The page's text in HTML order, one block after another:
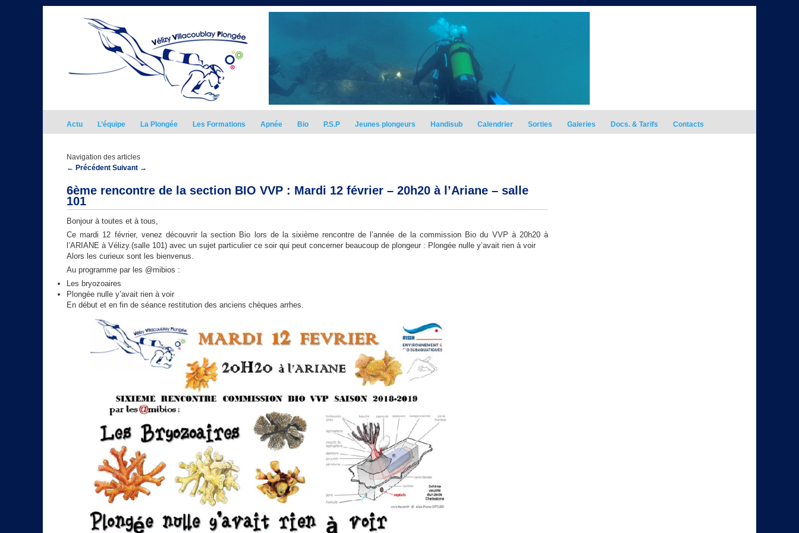
Actu L’équipe La Plongée Les Formations Apnée Bio P.S.P Jeunes plongeurs Handisub Calendrier Sorties Galeries Docs. & Tarifs Contacts
Navigation des articles
← Précédent Suivant →
6ème rencontre de la section BIO VVP : Mardi 12 février – 20h20 à l’Ariane – salle
101
Bonjour à toutes et à tous,
Ce mardi 12 février, venez découvrir la section Bio lors de la sixième rencontre de l’année de la commission Bio du VVP à 20h20 à
l’ARIANE à Vélizy.(salle 101) avec un sujet particulier ce soir qui peut concerner beaucoup de plongeur : Plongée nulle y’avait rien à voir
Alors les curieux sont les bienvenus.
Au programme par les @mibios :
Les bryozoaires
Plongée nulle y’avait rien à voir
En début et en fin de séance restitution des anciens chèques arrhes.